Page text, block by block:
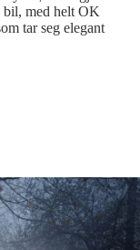
bil, med helt OK
tar seg elegant